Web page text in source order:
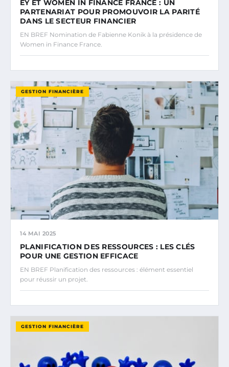
EY ET WOMEN IN FINANCE FRANCE : UN
PARTENARIAT POUR PROMOUVOIR LA PARITÉ
DANS LE SECTEUR FINANCIER
EN BREF Nomination de Fabienne Konik à la présidence de
Women in Finance France.
GESTION FINANCIÈRE
14 MAI 2025
PLANIFICATION DES RESSOURCES : LES CLÉS
POUR UNE GESTION EFFICACE
EN BREF Planification des ressources : élément essentiel
pour réussir un projet.
GESTION FINANCIÈRE